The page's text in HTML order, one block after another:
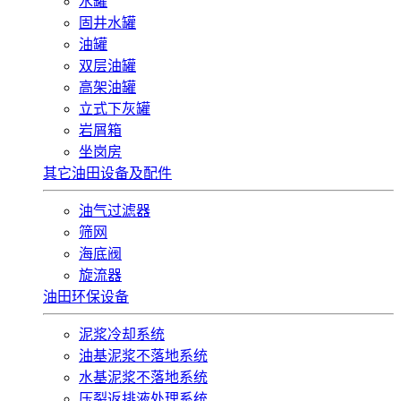
固井水罐
油罐
双层油罐
高架油罐
立式下灰罐
岩屑箱
坐岗房
其它油田设备及配件
油气过滤器
筛网
海底阀
旋流器
油田环保设备
泥浆冷却系统
油基泥浆不落地系统
水基泥浆不落地系统